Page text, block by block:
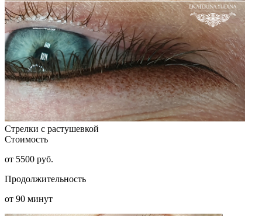
Стрелки с растушевкой
Стоимость
от 5500 руб.
Продолжительность
от 90 минут